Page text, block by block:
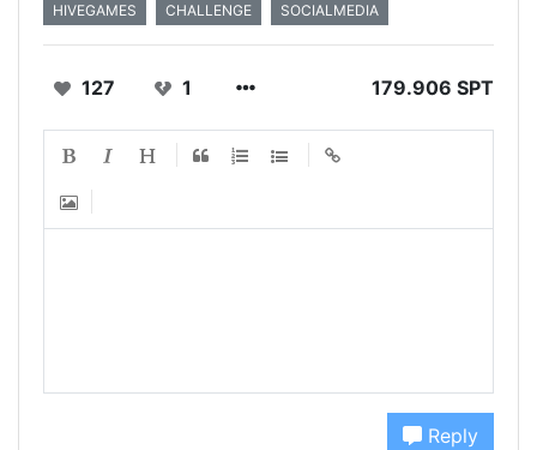
HIVEGAMES
CHALLENGE SOCIALMEDIA
127 1 179.906 SPT
Reply